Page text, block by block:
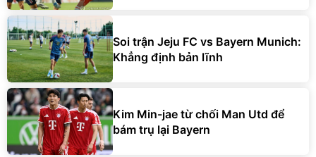
Soi trận Jeju FC vs Bayern Munich:
Khẳng định bản lĩnh
Kim Min-jae từ chối Man Utd để
bám trụ lại Bayern